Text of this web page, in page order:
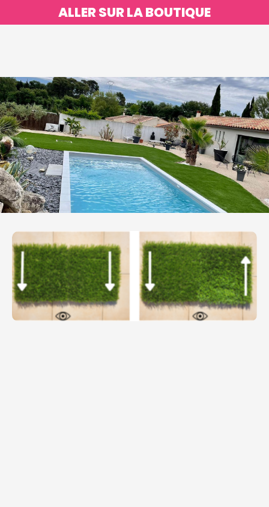
ALLER SUR LA BOUTIQUE